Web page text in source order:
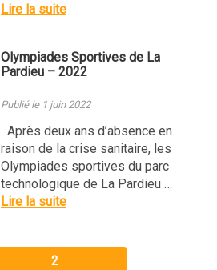
Lire la suite
Olympiades Sportives de La
Pardieu – 2022
Publié le 1 juin 2022
Après deux ans d’absence en
raison de la crise sanitaire, les
Olympiades sportives du parc
technologique de La Pardieu …
Lire la suite
2